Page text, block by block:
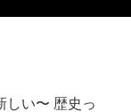
しい〜 歴史っ